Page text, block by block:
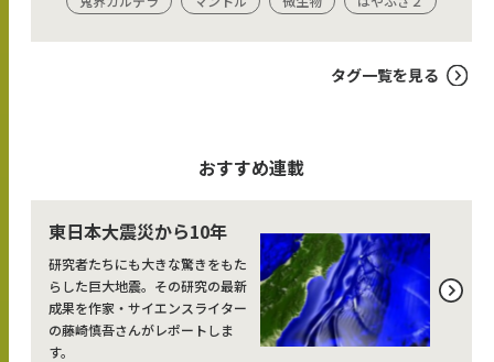
タグ一覧を見る
おすすめ連載
東日本大震災から10年
研究者たちにも大きな驚きをもた
らした巨大地震。その研究の最新
成果を作家・サイエンスライター
の藤崎慎吾さんがレポートしま
す。